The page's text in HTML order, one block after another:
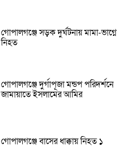
গোপালগঞ্জে সড়ক দুর্ঘটনায় মামা-ভাগ্নে
নিহত
গোপালগঞ্জে দুর্গাপূজা মন্ডপ পরিদর্শনে
জামায়াতে ইসলামের আমির
গোপালগঞ্জে বাসের ধাক্কায় নিহত ১